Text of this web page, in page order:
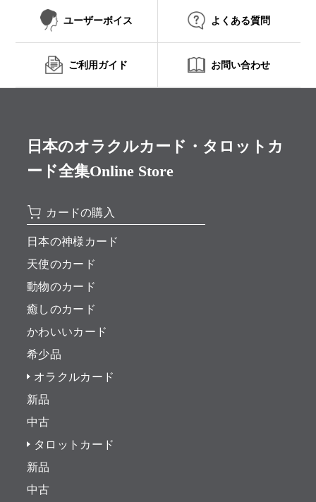
ユーザーボイス よくある質問
ご利用ガイド お問い合わせ
日本のオラクルカード・タロットカ
ード全集Online Store
カードの購入
日本の神様カード
天使のカード
動物のカード
癒しのカード
かわいいカード
希少品
オラクルカード
新品
中古
タロットカード
新品
中古